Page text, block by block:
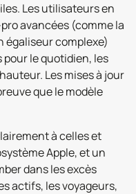
Les utilisateurs en
avancées (comme la
égaliseur complexe)
le quotidien, les
Les mises à jour
que le modèle
à celles et
Apple, et un
dans les excès
actifs, les voyageurs,